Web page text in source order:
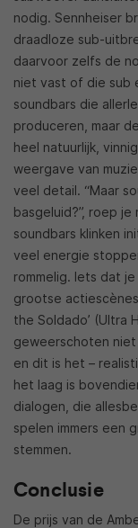
nodig. Sennheiser
draadloze sub-
daarvoor zelfs de
niet vast of die sub
soundbars die
produceren, maar
heel natuurlijk,
weergave van
veel detail. “Maar
basgeluid?”, roep je
soundbars klinken
veel energie
rommelig. Iets dat
grootse
the Soldado’ (Ultra
geweerschoten niet
en dit is het –
het laag is
dialogen, die
spelen immers een
stemmen.
Conclusie
De prijs van de